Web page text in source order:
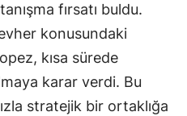
fırsatı buldu.
konusundaki
kısa sürede
karar verdi. Bu
stratejik bir ortaklığa